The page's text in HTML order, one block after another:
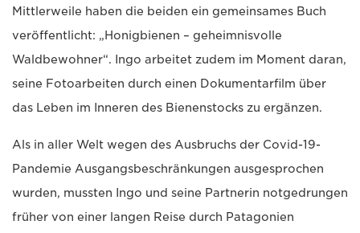
Mittlerweile haben die beiden ein gemeinsames Buch
veröffentlicht: „Honigbienen – geheimnisvolle
Waldbewohner“. Ingo arbeitet zudem im Moment daran,
seine Fotoarbeiten durch einen Dokumentarfilm über
das Leben im Inneren des Bienenstocks zu ergänzen.
Als in aller Welt wegen des Ausbruchs der Covid-19-
Pandemie Ausgangsbeschränkungen ausgesprochen
wurden, mussten Ingo und seine Partnerin notgedrungen
früher von einer langen Reise durch Patagonien